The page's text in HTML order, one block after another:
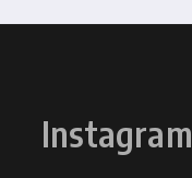
Instagram